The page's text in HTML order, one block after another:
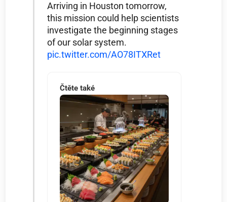
Arriving in Houston tomorrow,
this mission could help scientists
investigate the beginning stages
of our solar system.
pic.twitter.com/AO78ITXRet
Čtěte také